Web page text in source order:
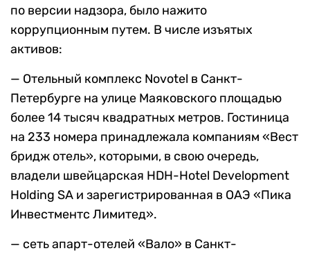
по версии надзора, было нажито
коррупционным путем. В числе изъятых
активов:
— Отельный комплекс Novotel в Санкт-
Петербурге на улице Маяковского площадью
более 14 тысяч квадратных метров. Гостиница
на 233 номера принадлежала компаниям «Вест
бридж отель», которыми, в свою очередь,
владели швейцарская HDH-Hotel Development
Holding SA и зарегистрированная в ОАЭ «Пика
Инвестментс Лимитед».
— сеть апарт-отелей «Вало» в Санкт-